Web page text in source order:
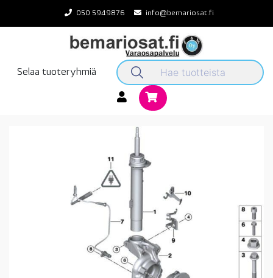
content
050 5949876 info@bemariosat.fi
Selaa tuoteryhmiä